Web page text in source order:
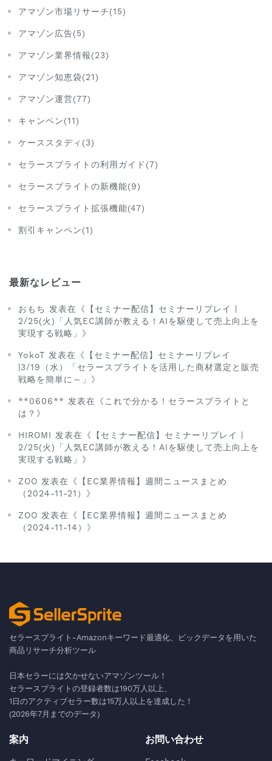
アマゾン市場リサーチ(15)
アマゾン広告(5)
アマゾン業界情報(23)
アマゾン知恵袋(21)
アマゾン運営(77)
キャンペン(11)
ケーススタディ(3)
セラースプライトの利用ガイド(7)
セラースプライトの新機能(9)
セラースプライト拡張機能(47)
割引キャンペン(1)
最新なレビュー
おもち 发表在《【セミナー配信】セミナーリプレイ |
2/25(火)「人気EC講師が教える！AIを駆使して売上向上を
実現する戦略」》
YokoT 发表在《【セミナー配信】セミナーリプレイ
|3/19（水）「セラースプライトを活用した商材選定と販売
戦略を簡単に～」》
**0606** 发表在《これで分かる！セラースプライトと
は？》
HIROMI 发表在《【セミナー配信】セミナーリプレイ |
2/25(火)「人気EC講師が教える！AIを駆使して売上向上を
実現する戦略」》
ZOO 发表在《【EC業界情報】週間ニュースまとめ
（2024-11-21）》
ZOO 发表在《【EC業界情報】週間ニュースまとめ
（2024-11-14）》
セラースプライト-Amazonキーワード最適化、ビックデータを用いた
商品リサーチ分析ツール
日本セラーには欠かせないアマゾンツール！
セラースプライトの登録者数は190万人以上、
1日のアクティブセラー数は15万人以上を達成した！
(2026年7月までのデータ)
案内 お問い合わせ